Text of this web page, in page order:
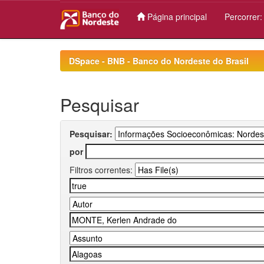
Página principal Percorrer:
DSpace - BNB - Banco do Nordeste do Brasil
Pesquisar
Pesquisar:
por
Filtros correntes: